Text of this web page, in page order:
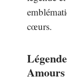
cœurs.
Amours